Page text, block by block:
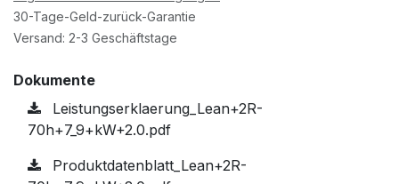
30-Tage-Geld-zurück-Garantie
Versand: 2-3 Geschäftstage
Dokumente
Leistungserklaerung_Lean+2R-
70h+7_9+kW+2.0.pdf
Produktdatenblatt_Lean+2R-